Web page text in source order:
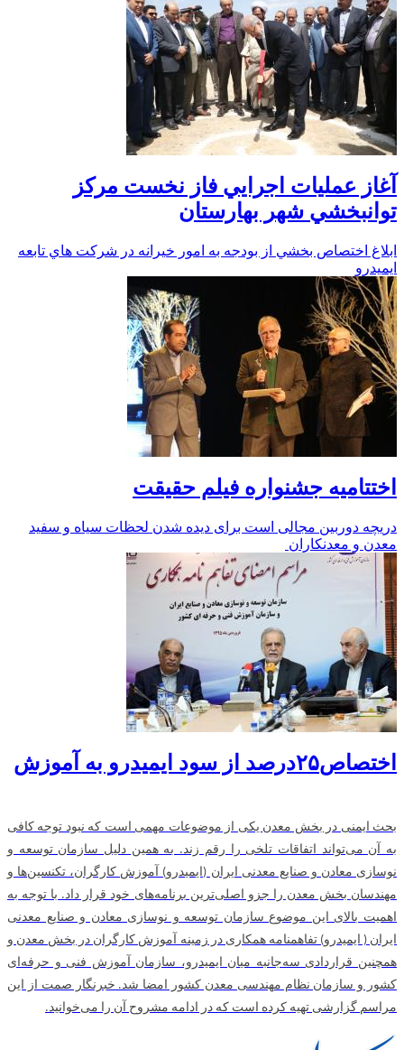
آغاز عمليات اجرايي فاز نخست مركز
توانبخشي شهر بهارستان
ابلاغ اختصاص بخشي از بودجه به امور خيرانه در شركت هاي تابعه
ايميدرو
اختتامیه جشنواره فیلم حقیقت
دریچه دوربین مجالی است برای دیده شدن لحظات سیاه و سفید
معدن و معدنکاران
اختصاص۲۵درصد از سود ایمیدرو به آموزش
بحث ایمنی در بخش معدن یکی از موضوعات مهمی است که نبود توجه کافی
به آن می‌تواند اتفاقات تلخی را رقم زند. به همین دلیل سازمان توسعه و
نوسازی معادن و صنایع معدنی ایران (ایمیدرو) آموزش کارگران، تکنسین‌ها و
مهندسان بخش معدن را جزو اصلی‌ترین برنامه‌های خود قرار داد. با توجه به
اهمیت بالای این موضوع سازمان توسعه و نوسازی معادن و صنایع معدنی
ایران ( ایمیدرو) تفاهمنامه همکاری در زمینه آموزش کارگران در بخش معدن و
همچنین قراردادی سه‌جانبه میان ایمیدرو، سازمان آموزش فنی و حرفه‌ای
کشور و سازمان نظام مهندسی معدن کشور امضا شد. خبرنگار صمت از این
مراسم گزارشی تهیه کرده است که در ادامه مشروح آن را می‌خوانید.